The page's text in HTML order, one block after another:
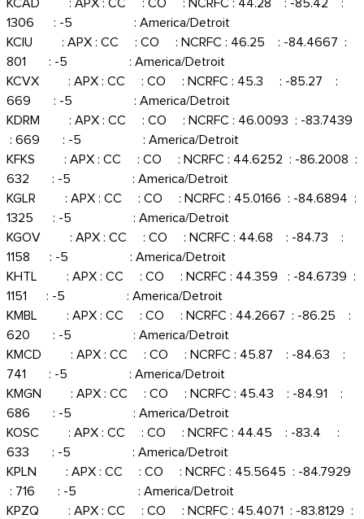
KCAD : APX : CC : CO : NCRFC : 44.28 : -85.42 :
1306 : -5 : America/Detroit
KCIU : APX : CC : CO : NCRFC : 46.25 : -84.4667 :
801 : -5 : America/Detroit
KCVX : APX : CC : CO : NCRFC : 45.3 : -85.27 :
669 : -5 : America/Detroit
KDRM : APX : CC : CO : NCRFC : 46.0093 : -83.7439
: 669 : -5 : America/Detroit
KFKS : APX : CC : CO : NCRFC : 44.6252 : -86.2008 :
632 : -5 : America/Detroit
KGLR : APX : CC : CO : NCRFC : 45.0166 : -84.6894 :
1325 : -5 : America/Detroit
KGOV : APX : CC : CO : NCRFC : 44.68 : -84.73 :
1158 : -5 : America/Detroit
KHTL : APX : CC : CO : NCRFC : 44.359 : -84.6739 :
1151 : -5 : America/Detroit
KMBL : APX : CC : CO : NCRFC : 44.2667 : -86.25 :
620 : -5 : America/Detroit
KMCD : APX : CC : CO : NCRFC : 45.87 : -84.63 :
741 : -5 : America/Detroit
KMGN : APX : CC : CO : NCRFC : 45.43 : -84.91 :
686 : -5 : America/Detroit
KOSC : APX : CC : CO : NCRFC : 44.45 : -83.4 :
633 : -5 : America/Detroit
KPLN : APX : CC : CO : NCRFC : 45.5645 : -84.7929
: 716 : -5 : America/Detroit
KPZQ : APX : CC : CO : NCRFC : 45.4071 : -83.8129 :